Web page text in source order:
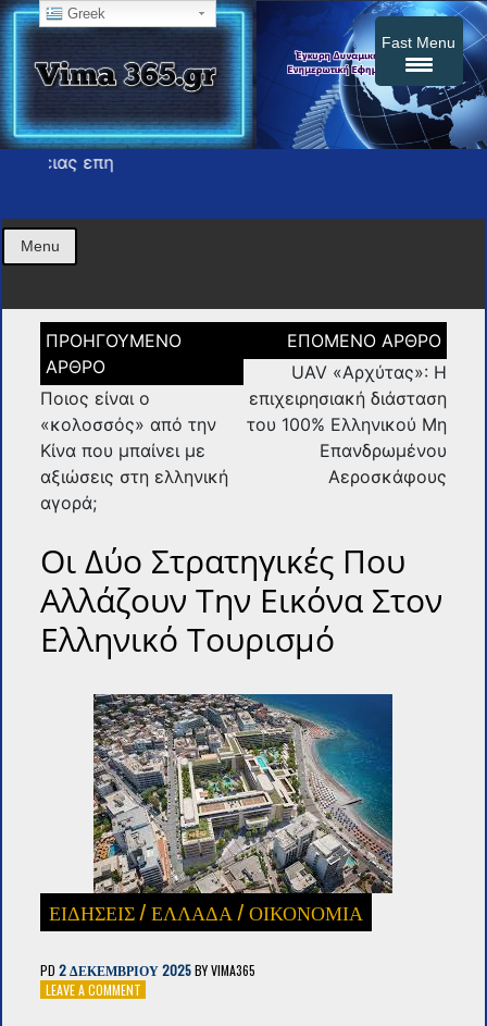
vima365
Η εφημερίδα σας press
Menu
Πλοήγηση
άρθρων
Ποιος είναι ο
«κολοσσός» από την
Κίνα που μπαίνει με
αξιώσεις στη ελληνική
αγορά;
UAV «Αρχύτας»: Η
επιχειρησιακή διάσταση
του 100% Ελληνικού Μη
Επανδρωμένου
Αεροσκάφους
Οι Δύο Στρατηγικές Που
Αλλάζουν Την Εικόνα Στον
Ελληνικό Τουρισμό
ΕΙΔΗΣΕΙΣ/ΕΛΛΑΔΑ /ΟΙΚΟΝΟΜΙΑ
PD2 ΔΕΚΕΜΒΡΊΟΥ 2025BYVIMA365
LEAVE A COMMENT
Greek
Fast Menu